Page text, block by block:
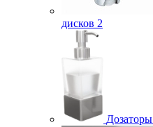
дисков 2
Дозаторы